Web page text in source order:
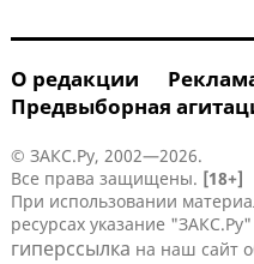
О редакции
Предвыборная
© ЗАКС.Ру, 2002—2026.
Все права защищены. [18+]
При использовании
ресурсах указание
гиперссылка на наш сайт